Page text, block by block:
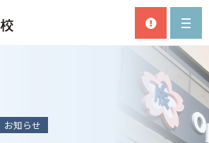
お知らせ